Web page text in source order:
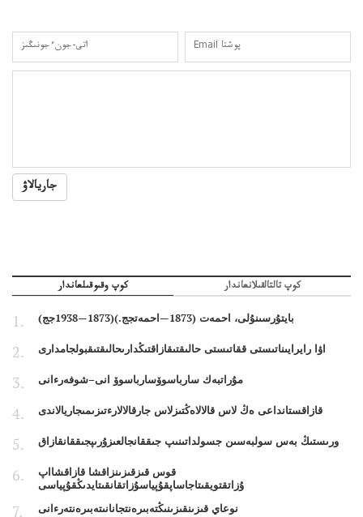
جاريالاۋ
كوپ وقىوقىلعاندار كوپ تالتالقىلانعاندار
بايتۇرسىنۇلى، احمەت (1873—احمەتجج.)(1873—1938جج)
اۋا رايرايىناتىستى ققاتىستى حالىقتىقازاقتىڭدارىحالىقتىقبولجامدارى
مۇراتبەك سارباسوۆسارباسوۆ انى–شوفەرءانى
قازاقستانداعى ەڭ لاس قالالاەڭتىزلاس جارقالالارءتىزىمىجاريالاندى
ورىستىڭ بەس سولبەسىن جسولداتىنىپ جىققانجالعىزۇرىپجىققانقازاق
قوس قىزقىزىنزاقشا قازاقشااپ
ۇزاتقتويقىتاجاساپقۇپياسۇزاتقانقىتايدىڭقۇپياسى
نوعاي قىزىنقىزىنىڭتەبىرەنتجانانىتەبىرەنتەرءانى